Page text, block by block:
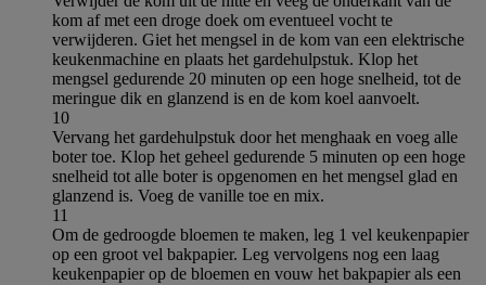
kom af met een droge doek om eventueel vocht te
verwijderen. Giet het mengsel in de kom van een elektrische
keukenmachine en plaats het gardehulpstuk. Klop het
mengsel gedurende 20 minuten op een hoge snelheid, tot de
meringue dik en glanzend is en de kom koel aanvoelt.
10
Vervang het gardehulpstuk door het menghaak en voeg alle
boter toe. Klop het geheel gedurende 5 minuten op een hoge
snelheid tot alle boter is opgenomen en het mengsel glad en
glanzend is. Voeg de vanille toe en mix.
11
Om de gedroogde bloemen te maken, leg 1 vel keukenpapier
op een groot vel bakpapier. Leg vervolgens nog een laag
keukenpapier op de bloemen en vouw het bakpapier als een